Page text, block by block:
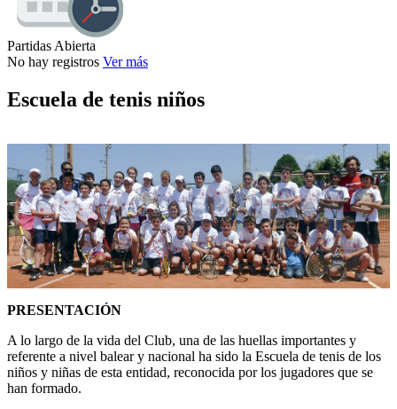
Partidas Abierta
No hay registros Ver más
Escuela de tenis niños
PRESENTACIÓN
A lo largo de la vida del Club, una de las huellas importantes y
referente a nivel balear y nacional ha sido la Escuela de tenis de los
niños y niñas de esta entidad, reconocida por los jugadores que se
han formado.